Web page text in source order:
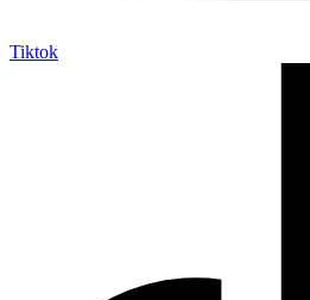
Tiktok